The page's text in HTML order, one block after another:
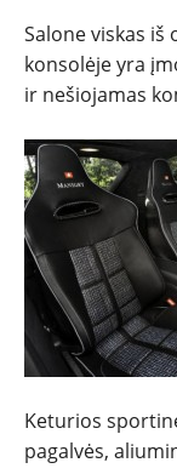
Salone viskas
konsolėje yra
ir nešiojamas
Keturios
pagalvės,